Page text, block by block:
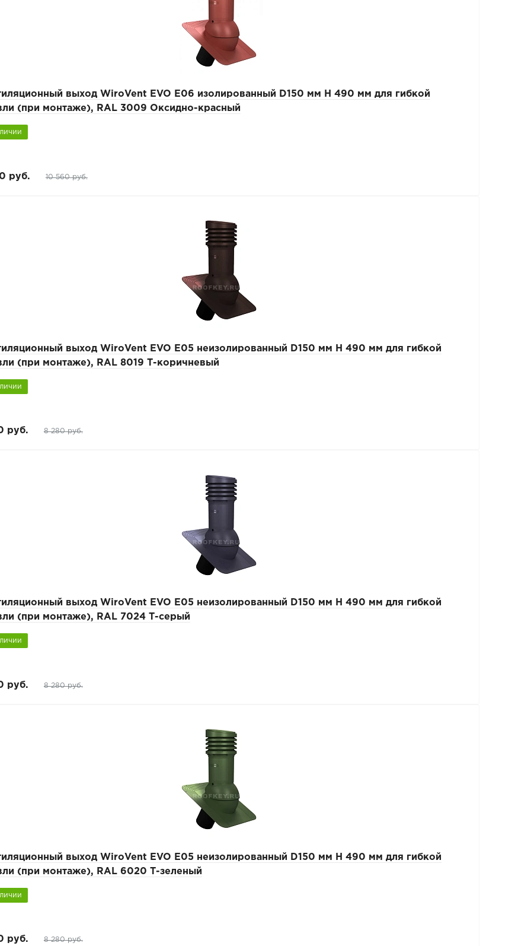
выход WiroVent EVO E06 изолированный D150 мм Н 490 мм для гибкой
(при монтаже), RAL 3009 Оксидно-красный
руб. 10 560 руб.
выход WiroVent EVO E05 неизолированный D150 мм Н 490 мм для гибкой
(при монтаже), RAL 8019 Т-коричневый
руб. 8 280 руб.
выход WiroVent EVO E05 неизолированный D150 мм Н 490 мм для гибкой
(при монтаже), RAL 7024 Т-серый
руб. 8 280 руб.
выход WiroVent EVO E05 неизолированный D150 мм Н 490 мм для гибкой
(при монтаже), RAL 6020 Т-зеленый
руб. 8 280 руб.